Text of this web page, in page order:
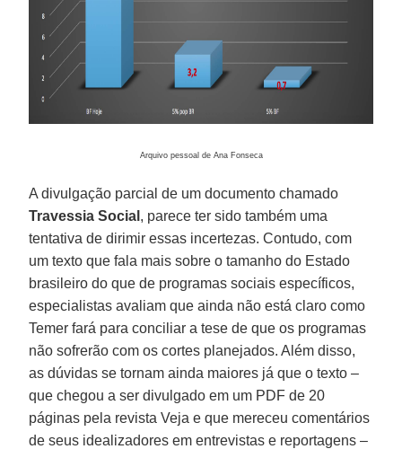
Arquivo pessoal de Ana Fonseca
A divulgação parcial de um documento chamado
Travessia Social , parece ter sido também uma
tentativa de dirimir essas incertezas. Contudo, com
um texto que fala mais sobre o tamanho do Estado
brasileiro do que de programas sociais específicos,
especialistas avaliam que ainda não está claro como
Temer fará para conciliar a tese de que os programas
não sofrerão com os cortes planejados. Além disso,
as dúvidas se tornam ainda maiores já que o texto –
que chegou a ser divulgado em um PDF de 20
páginas pela revista Veja e que mereceu comentários
de seus idealizadores em entrevistas e reportagens –